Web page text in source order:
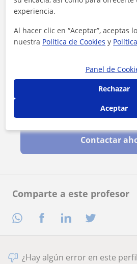
Comparte a este profesor
Al hacer clic, aceptas nuestroaviso legal
Contactar
¿Hay algún error en este
experiencia.
Al hacer clic en “Aceptar”, aceptas
nuestra Política de Cookies y
Panel de
Rechazar
Aceptar